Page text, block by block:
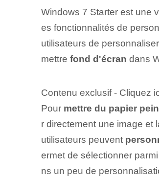
Windows 7 ‌Starter est une
es fonctionnalités de
utilisateurs de
mettre fond d'écran dans⁤
Contenu exclusif - Cliquez
Pour mettre du papier
r directement⁢ une image et
utilisateurs peuvent
ermet de ⁤sélectionner
ns un peu de